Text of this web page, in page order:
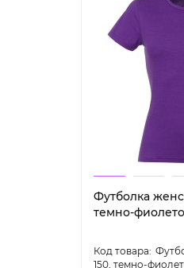
Футболка
темно-
150, темно-